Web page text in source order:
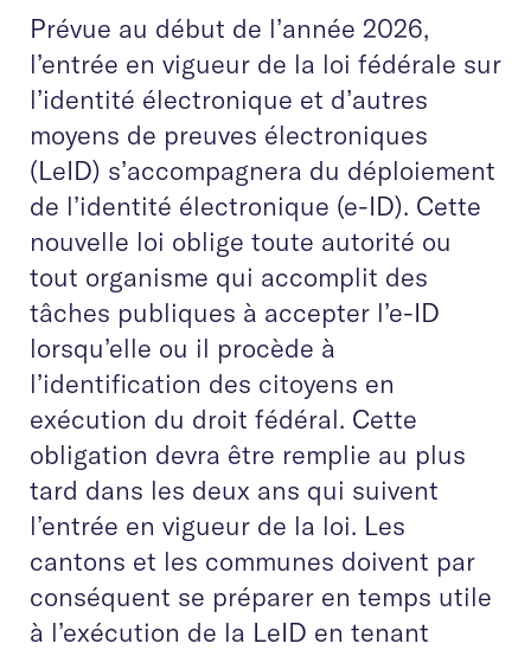
Prévue au début de l’année 2026,
l’entrée en vigueur de la loi fédérale sur
l’identité électronique et d’autres
moyens de preuves électroniques
(LeID) s’accompagnera du déploiement
de l’identité électronique (e-ID). Cette
nouvelle loi oblige toute autorité ou
tout organisme qui accomplit des
tâches publiques à accepter l’e-ID
lorsqu’elle ou il procède à
l’identification des citoyens en
exécution du droit fédéral. Cette
obligation devra être remplie au plus
tard dans les deux ans qui suivent
l’entrée en vigueur de la loi. Les
cantons et les communes doivent par
conséquent se préparer en temps utile
à l’exécution de la LeID en tenant